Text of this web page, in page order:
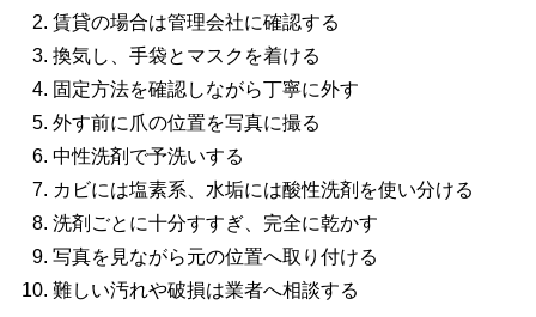
賃貸の場合は管理会社に確認する
換気し、手袋とマスクを着ける
固定方法を確認しながら丁寧に外す
外す前に爪の位置を写真に撮る
中性洗剤で予洗いする
カビには塩素系、水垢には酸性洗剤を使い分ける
洗剤ごとに十分すすぎ、完全に乾かす
写真を見ながら元の位置へ取り付ける
難しい汚れや破損は業者へ相談する